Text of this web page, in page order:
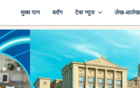
मुख्य पान ब्लॉग टेक न्यूज लेख-आलेख